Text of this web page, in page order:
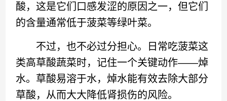
酸，这是它们口感发涩的原因之一，但它们
的含量通常低于菠菜等绿叶菜。
不过，也不必过分担心。日常吃菠菜这
类高草酸蔬菜时，记住一个关键动作——焯
水。草酸易溶于水，焯水能有效去除大部分
草酸，从而大大降低肾损伤的风险。